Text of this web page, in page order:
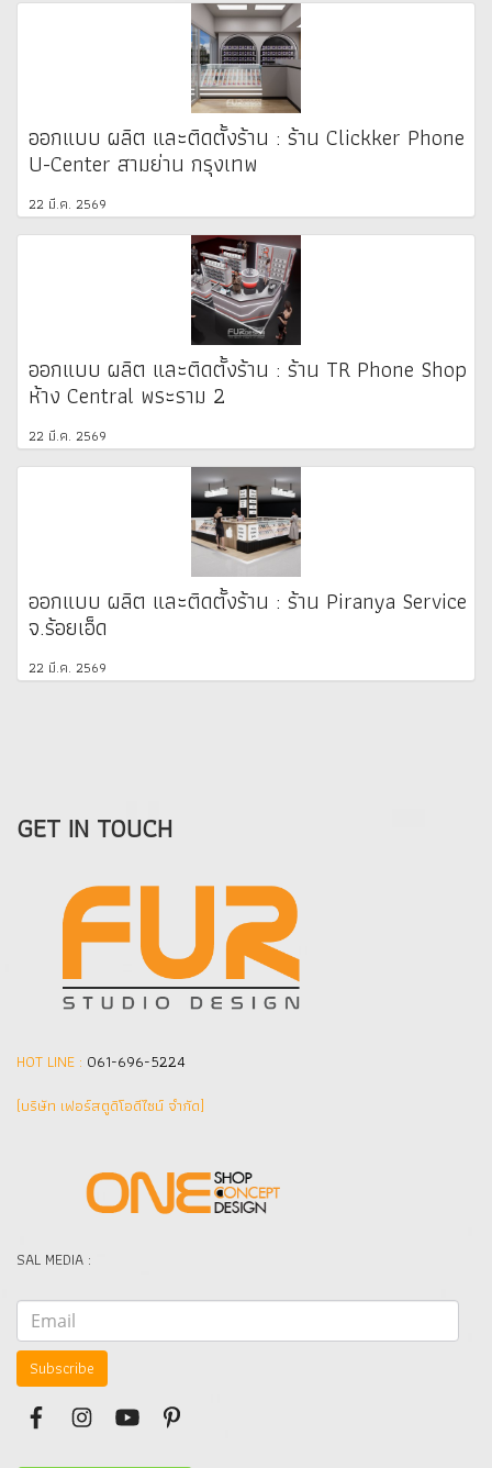
ออกแบบ ผลิต และติดตั้งร้าน : ร้าน Clickker Phone
U-Center สามย่าน กรุงเทพ
22 มี.ค. 2569
ออกแบบ ผลิต และติดตั้งร้าน : ร้าน TR Phone Shop
ห้าง Central พระราม 2
22 มี.ค. 2569
ออกแบบ ผลิต และติดตั้งร้าน : ร้าน Piranya Service
จ.ร้อยเอ็ด
22 มี.ค. 2569
GET IN TOUCH
HOT LINE : 061-696-5224
(บริษัท เฟอร์สตูดิโอดีไซน์ จำกัด]
SAL MEDIA :
Subscribe